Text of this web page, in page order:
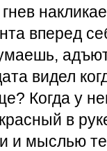
вперед
видел
Когда у
в
и мыслью